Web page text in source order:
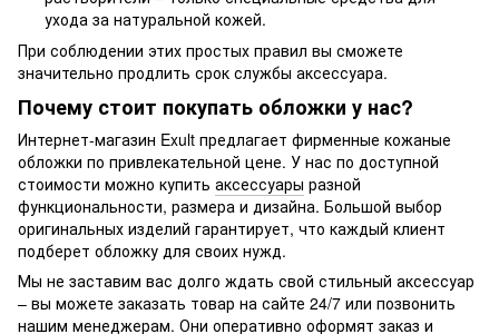
ухода за натуральной кожей.
При соблюдении этих простых правил вы сможете
значительно продлить срок службы аксессуара.
Почему стоит покупать обложки у нас?
Интернет-магазин Exult предлагает фирменные кожаные
обложки по привлекательной цене. У нас по доступной
стоимости можно купить аксессуары разной
функциональности, размера и дизайна. Большой выбор
оригинальных изделий гарантирует, что каждый клиент
подберет обложку для своих нужд.
Мы не заставим вас долго ждать свой стильный аксессуар
– вы можете заказать товар на сайте 24/7 или позвонить
нашим менеджерам. Они оперативно оформят заказ и